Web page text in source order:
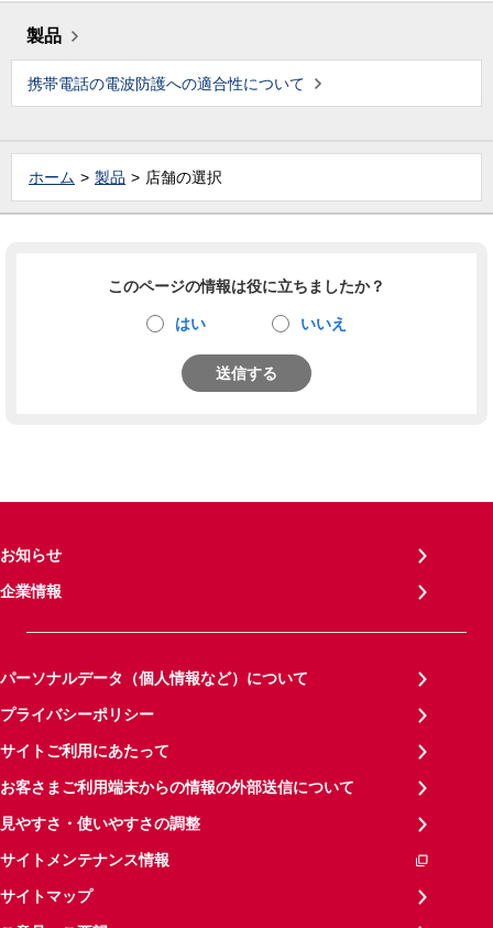
製品
携帯電話の電波防護への適合性について
ホーム 製品 店舗の選択
このページの情報は役に立ちましたか？
はい いいえ
送信する
お知らせ
企業情報
パーソナルデータ（個人情報など）について
プライバシーポリシー
サイトご利用にあたって
お客さまご利用端末からの情報の外部送信について
見やすさ・使いやすさの調整
サイトメンテナンス情報
サイトマップ